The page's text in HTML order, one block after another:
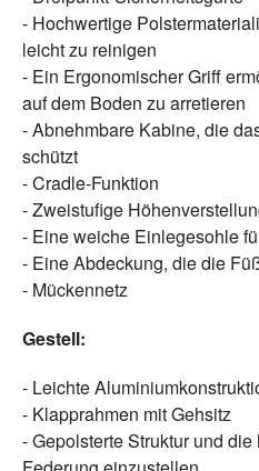
- Hochwertige
leicht zu reinigen
- Ein Ergonomischer Griff
auf dem Boden zu arretieren
- Abnehmbare Kabine, die
schützt
- Cradle-Funktion
- Zweistufige
- Eine weiche Einlegesohle
- Eine Abdeckung, die die
- Mückennetz
Gestell:
- Leichte
- Klapprahmen mit Gehsitz
- Gepolsterte Struktur und